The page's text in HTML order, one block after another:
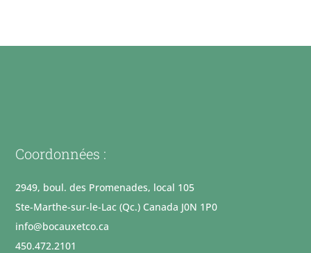
Coordonnées :
2949, boul. des Promenades, local 105
Ste-Marthe-sur-le-Lac (Qc.) Canada J0N 1P0
info@bocauxetco.ca
450.472.2101